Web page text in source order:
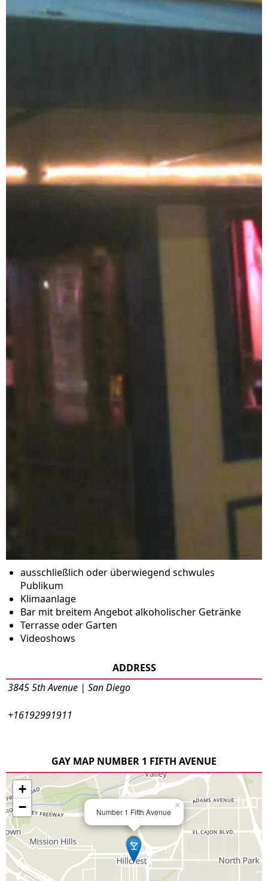
ausschließlich oder überwiegend schwules
Publikum
Klimaanlage
Bar mit breitem Angebot alkoholischer Getränke
Terrasse oder Garten
Videoshows
ADDRESS
3845 5th Avenue | San Diego
+16192991911
GAY MAP NUMBER 1 FIFTH AVENUE
Number 1 Fifth Avenue
×
+
−